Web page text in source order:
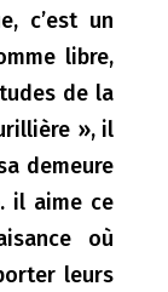
c’est un
libre,
de la
», il
demeure
il aime ce
où
leurs